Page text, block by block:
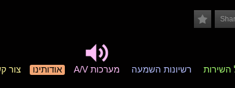
השירות רשיונות השמעה מערכות A/V אודותינו צור